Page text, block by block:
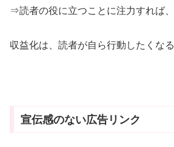
⇒読者の役に立つことに注力すれば
収益化は、読者が自ら行動したくな
宣伝感のない広告リンク